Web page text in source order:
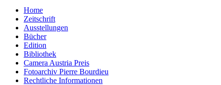
Home
Zeitschrift
Ausstellungen
Bücher
Edition
Bibliothek
Camera Austria Preis
Fotoarchiv Pierre Bourdieu
Rechtliche Informationen